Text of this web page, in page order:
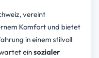
vereint
Komfort und bietet
in einem stilvoll
einsozialer